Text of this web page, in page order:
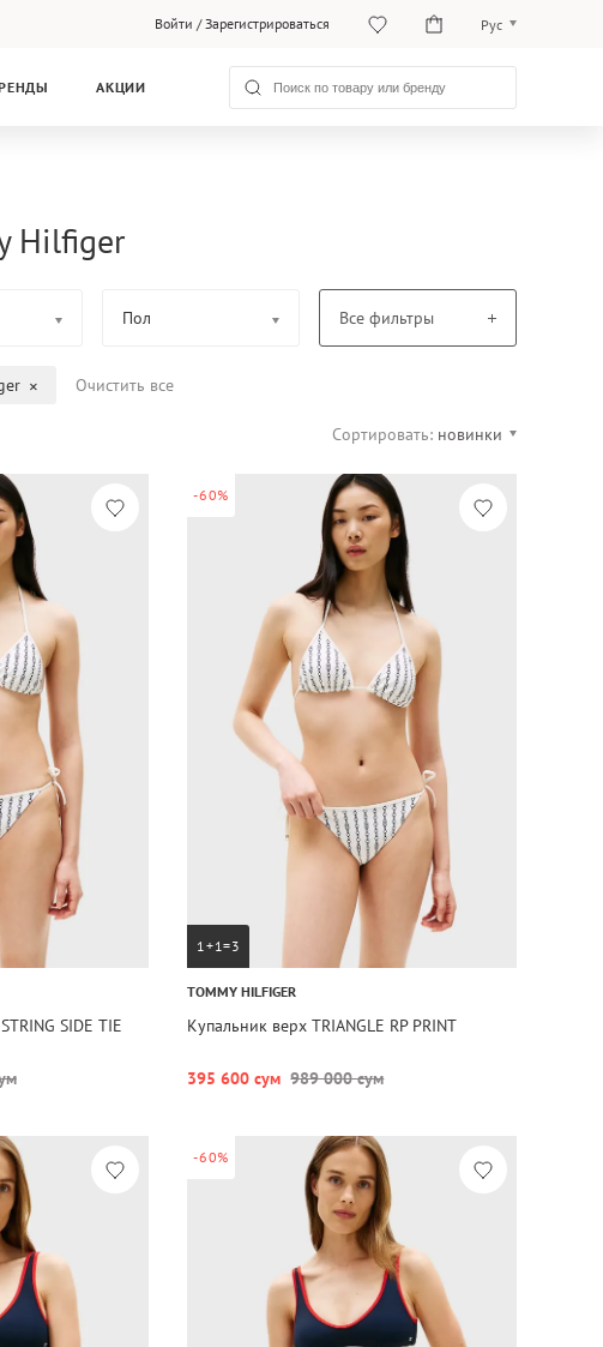
Войти /Зарегистрироваться Рус
Рус
АКЦИИ
Hilfiger
Пол Все фильтры
Очистить все
Сортировать: новинки
SIDE TIE
-60%
1+1=3
TOMMY HILFIGER
Купальник верх TRIANGLE RP PRINT
395 600 сум 989 000 сум
-60%